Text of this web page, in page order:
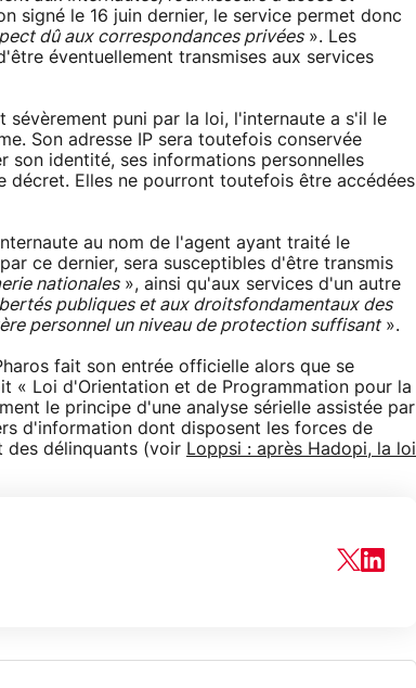
signé le 16 juin dernier, le service permet donc
dû aux correspondances privées». Les
éventuellement transmises aux services
sévèrement puni par la loi, l'internaute a s'il le
Son adresse IP sera toutefois conservée
son identité, ses informations personnelles
décret. Elles ne pourront toutefois être accédées
au nom de l'agent ayant traité le
ce dernier, sera susceptibles d'être transmis
nationales», ainsi qu'aux services d'un autre
publiques et aux droitsfondamentaux des
personnel un niveau de protection suffisant».
fait son entrée officielle alors que se
« Loi d'Orientation et de Programmation pour la
le principe d'une analyse sérielle assistée par
d'information dont disposent les forces de
des délinquants (voir Loppsi : après Hadopi, la loi